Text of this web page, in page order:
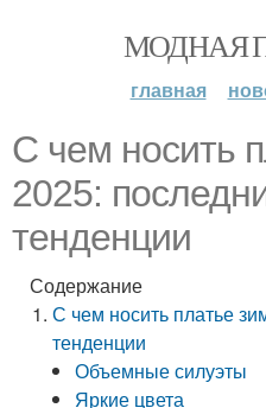
МОДНАЯ
главная
С чем носить
2025:
тенденции
Содержание
С чем носить платье
тенденции
Объемные силуэты
Яркие цвета